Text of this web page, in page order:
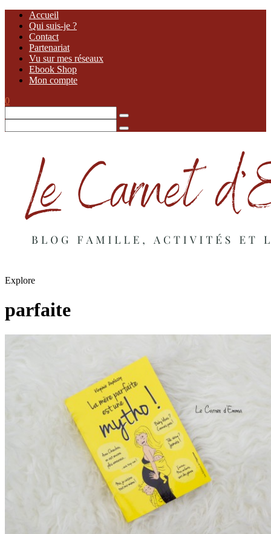
Accueil
Qui suis-je ?
Contact
Partenariat
Vu sur mes réseaux
Ebook Shop
Mon compte
0
Explore
parfaite